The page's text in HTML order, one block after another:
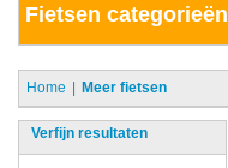
Fietsen categorieën
Home Meer fietsen
Verfijn resultaten